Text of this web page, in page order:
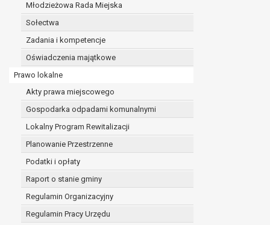
Młodzieżowa Rada Miejska
Sołectwa
Zadania i kompetencje
Oświadczenia majątkowe
Prawo lokalne
Akty prawa miejscowego
Gospodarka odpadami komunalnymi
Lokalny Program Rewitalizacji
Planowanie Przestrzenne
Podatki i opłaty
Raport o stanie gminy
Regulamin Organizacyjny
Regulamin Pracy Urzędu
ochrony żywotnych interesów osoby, której
w pozostałych przypadkach dane osobowe
W związku z przetwarzaniem danych w celu
osobowych. Odbiorcami mogą być:
Pani/Pana dane osobowe będą przetwarzane przez
przepisy prawa powszechnie obowiązującego.
W przypadku, gdy dane osobowe przetwarzane są na
W przypadku, gdy dane osobowe przetwarzane są w
czasie w zakresie wymaganym przez przepisy prawa
rozliczeniu umowy, do czasu wycofania tej zgody.
Ponadto w przypadku umów o dofinansowanie dane
beneficjentem a określoną instytucją, trwałości
W związku z przetwarzaniem przez administratora
prawo dostępu do treści danych oraz